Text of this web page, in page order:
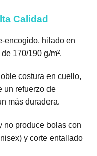
Calidad
encogido, hilado en
170/190 g/m².
costura en cuello,
un refuerzo de
más duradera.
no produce bolas con
y corte entallado